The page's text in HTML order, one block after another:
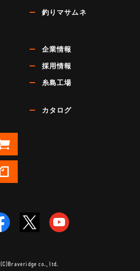
釣りマサムネ
企業情報
採用情報
糸島工場
カタログ
(C)Braveridge co., ltd.